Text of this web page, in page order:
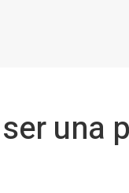
una